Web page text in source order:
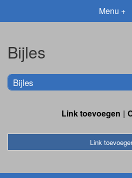
Menu +
Bijles
Bijles
Link toevoegen
Link